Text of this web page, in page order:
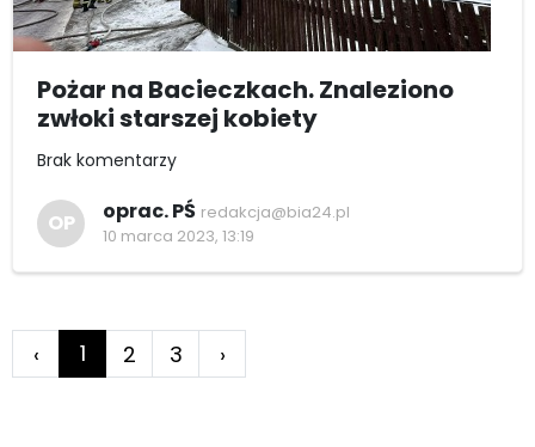
Pożar na Bacieczkach. Znaleziono
zwłoki starszej kobiety
Brak komentarzy
OP oprac. PŚ redakcja@bia24.pl
10 marca 2023, 13:19
‹ 1 2 3 ›